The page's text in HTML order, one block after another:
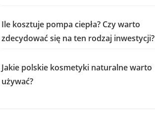
Ile kosztuje pompa ciepła? Czy warto
zdecydować się na ten rodzaj inwestycji?
Jakie polskie kosmetyki naturalne warto
używać?